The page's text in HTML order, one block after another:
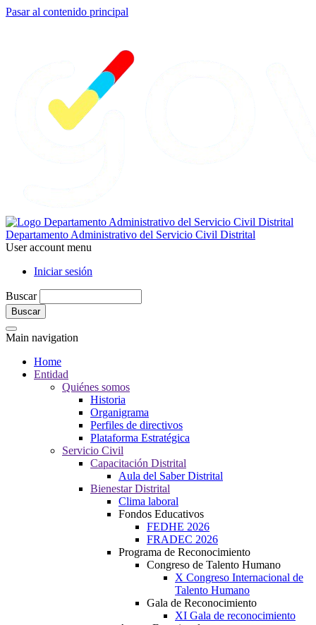
Pasar al contenido principal
Departamento Administrativo del Servicio Civil Distrital
User account menu
Iniciar sesión
Buscar
Main navigation
Home
Entidad
Quiénes somos
Historia
Organigrama
Perfiles de directivos
Plataforma Estratégica
Servicio Civil
Capacitación Distrital
Aula del Saber Distrital
Bienestar Distrital
Clima laboral
Fondos Educativos
FEDHE 2026
FRADEC 2026
Programa de Reconocimiento
Congreso de Talento Humano
X Congreso Internacional de
Talento Humano
Gala de Reconocimiento
XI Gala de reconocimiento